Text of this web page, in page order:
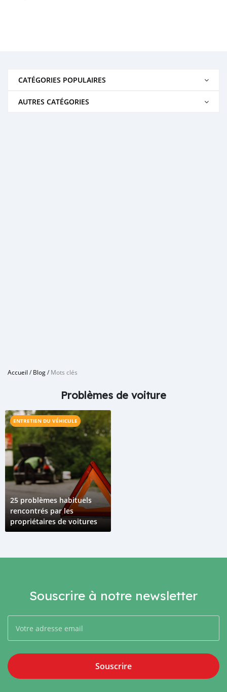
CATÉGORIES POPULAIRES
AUTRES CATÉGORIES
Accueil /Blog/Mots clés
Problèmes de voiture
ENTRETIEN DU VÉHICULE
25 problèmes habituels
rencontrés par les
propriétaires de voitures
Souscrire à notre newsletter
Souscrire